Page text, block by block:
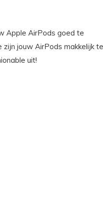
Apple AirPods goed te
zijn jouw AirPods makkelijk te
uit!